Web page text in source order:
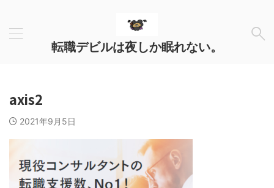
転職デビルは夜しか眠れない。
axis2
2021年9月5日